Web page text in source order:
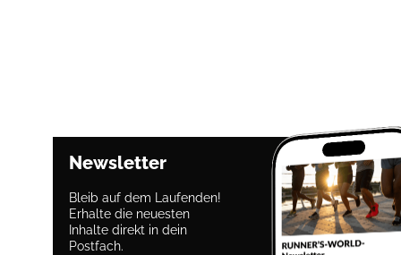
Newsletter
Bleib auf dem Laufenden!
Erhalte die neuesten
Inhalte direkt in dein
Postfach.